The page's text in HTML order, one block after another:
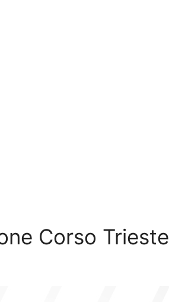
Corso Trieste